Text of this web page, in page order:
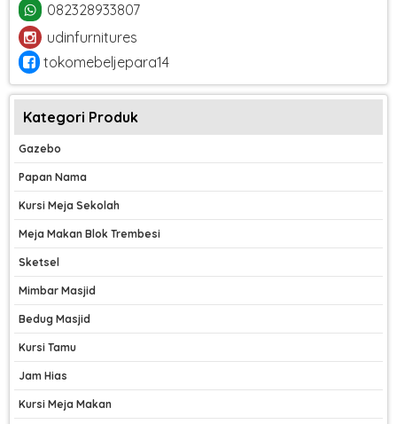
082328933807
udinfurnitures
tokomebeljepara14
Kategori Produk
Gazebo
Papan Nama
Kursi Meja Sekolah
Meja Makan Blok Trembesi
Sketsel
Mimbar Masjid
Bedug Masjid
Kursi Tamu
Jam Hias
Kursi Meja Makan